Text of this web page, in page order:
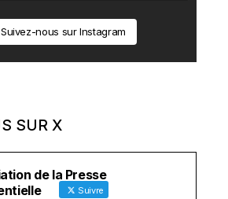
Suivez-nous sur Instagram
SUR X
de la Presse
Suivre